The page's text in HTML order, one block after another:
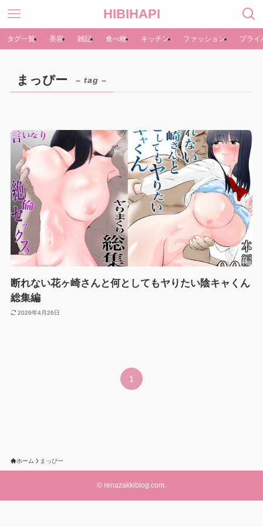
HIBIHAPI
タグ一覧 美容 雑記 食べ物 キッチン ファッション プライ
まっぴー – tag –
断れない花ヶ崎さんと何としてもヤりたい陰キャくん
総集編
2026年4月26日
1
ホーム まっぴー
© renazakkiblog.com.